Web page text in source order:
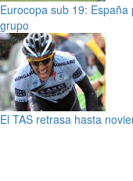
Eurocopa sub 19:
grupo
El TAS retrasa hasta